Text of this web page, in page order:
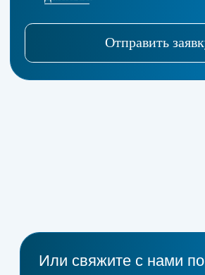
Ответственность и оперативность на каждом
ОТ ПЕРВОЙ ДОСТАВКИ ВАС